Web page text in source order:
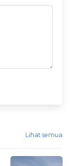
Lihat semua